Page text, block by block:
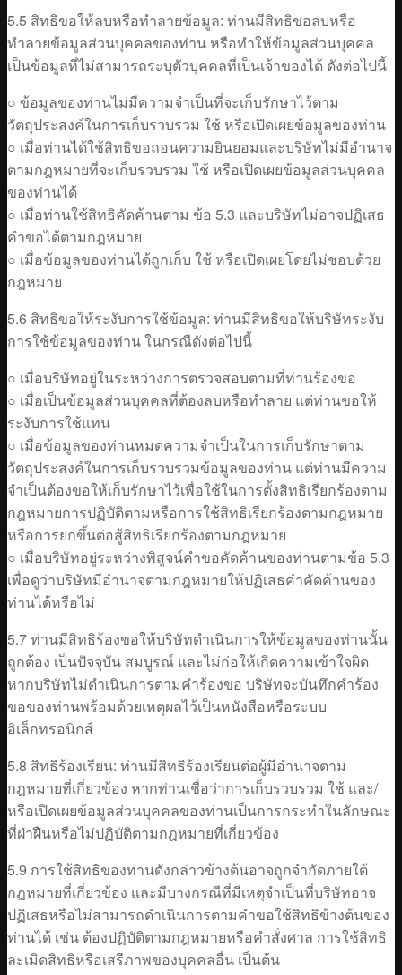
5.5 สิทธิขอให้ลบหรือทำลายข้อมูล: ท่านมีสิทธิขอลบหรือ
ทำลายข้อมูลส่วนบุคคลของท่าน หรือทำให้ข้อมูลส่วนบุคคล
เป็นข้อมูลที่ไม่สามารถระบุตัวบุคคลที่เป็นเจ้าของได้ ดังต่อไปนี้
○ ข้อมูลของท่านไม่มีความจำเป็นที่จะเก็บรักษาไว้ตาม
วัตถุประสงค์ในการเก็บรวบรวม ใช้ หรือเปิดเผยข้อมูลของท่าน
○ เมื่อท่านได้ใช้สิทธิขอถอนความยินยอมและบริษัทไม่มีอำนาจ
ตามกฎหมายที่จะเก็บรวบรวม ใช้ หรือเปิดเผยข้อมูลส่วนบุคคล
ของท่านได้
○ เมื่อท่านใช้สิทธิคัดค้านตาม ข้อ 5.3 และบริษัทไม่อาจปฏิเสธ
คำขอได้ตามกฎหมาย
○ เมื่อข้อมูลของท่านได้ถูกเก็บ ใช้ หรือเปิดเผยโดยไม่ชอบด้วย
กฎหมาย
5.6 สิทธิขอให้ระงับการใช้ข้อมูล: ท่านมีสิทธิขอให้บริษัทระงับ
การใช้ข้อมูลของท่าน ในกรณีดังต่อไปนี้
○ เมื่อบริษัทอยู่ในระหว่างการตรวจสอบตามที่ท่านร้องขอ
○ เมื่อเป็นข้อมูลส่วนบุคคลที่ต้องลบหรือทำลาย แต่ท่านขอให้
ระงับการใช้แทน
○ เมื่อข้อมูลของท่านหมดความจำเป็นในการเก็บรักษาตาม
วัตถุประสงค์ในการเก็บรวบรวมข้อมูลของท่าน แต่ท่านมีความ
จำเป็นต้องขอให้เก็บรักษาไว้เพื่อใช้ในการตั้งสิทธิเรียกร้องตาม
กฎหมายการปฏิบัติตามหรือการใช้สิทธิเรียกร้องตามกฎหมาย
หรือการยกขึ้นต่อสู้สิทธิเรียกร้องตามกฎหมาย
○ เมื่อบริษัทอยู่ระหว่างพิสูจน์คำขอคัดค้านของท่านตามข้อ 5.3
เพื่อดูว่าบริษัทมีอำนาจตามกฎหมายให้ปฏิเสธคำคัดค้านของ
ท่านได้หรือไม่
5.7 ท่านมีสิทธิร้องขอให้บริษัทดำเนินการให้ข้อมูลของท่านนั้น
ถูกต้อง เป็นปัจจุบัน สมบูรณ์ และไม่ก่อให้เกิดความเข้าใจผิด
หากบริษัทไม่ดำเนินการตามคำร้องขอ บริษัทจะบันทึกคำร้อง
ขอของท่านพร้อมด้วยเหตุผลไว้เป็นหนังสือหรือระบบ
อิเล็กทรอนิกส์
5.8 สิทธิร้องเรียน: ท่านมีสิทธิร้องเรียนต่อผู้มีอำนาจตาม
กฎหมายที่เกี่ยวข้อง หากท่านเชื่อว่าการเก็บรวบรวม ใช้ และ/
หรือเปิดเผยข้อมูลส่วนบุคคลของท่านเป็นการกระทำในลักษณะ
ที่ฝ่าฝืนหรือไม่ปฏิบัติตามกฎหมายที่เกี่ยวข้อง
5.9 การใช้สิทธิของท่านดังกล่าวข้างต้นอาจถูกจำกัดภายใต้
กฎหมายที่เกี่ยวข้อง และมีบางกรณีที่มีเหตุจำเป็นที่บริษัทอาจ
ปฏิเสธหรือไม่สามารถดำเนินการตามคำขอใช้สิทธิข้างต้นของ
ท่านได้ เช่น ต้องปฏิบัติตามกฎหมายหรือคำสั่งศาล การใช้สิทธิ
ละเมิดสิทธิหรือเสรีภาพของบุคคลอื่น เป็นต้น